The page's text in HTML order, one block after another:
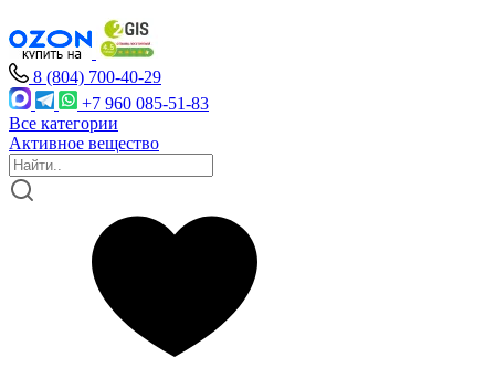
8 (804) 700-40-29
+7 960 085-51-83
Все категории
Активное вещество